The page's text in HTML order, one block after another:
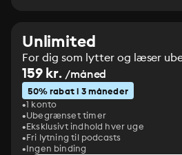
Unlimited
For dig som lytter og læser
159 kr. /måned
50% rabat i 3 måneder
1 konto
Ubegrænset timer
Eksklusivt indhold hver uge
Fri lytning til podcasts
Ingen binding